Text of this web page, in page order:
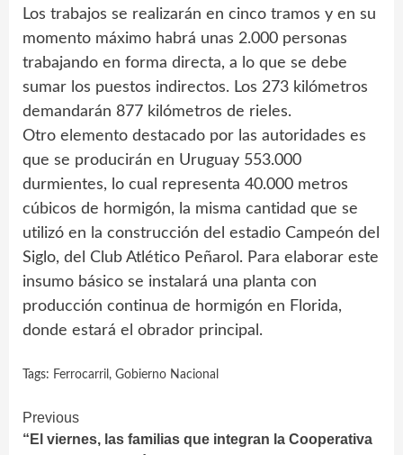
Los trabajos se realizarán en cinco tramos y en su
momento máximo habrá unas 2.000 personas
trabajando en forma directa, a lo que se debe
sumar los puestos indirectos. Los 273 kilómetros
demandarán 877 kilómetros de rieles.
Otro elemento destacado por las autoridades es
que se producirán en Uruguay 553.000
durmientes, lo cual representa 40.000 metros
cúbicos de hormigón, la misma cantidad que se
utilizó en la construcción del estadio Campeón del
Siglo, del Club Atlético Peñarol. Para elaborar este
insumo básico se instalará una planta con
producción continua de hormigón en Florida,
donde estará el obrador principal.
Tags: Ferrocarril , Gobierno Nacional
Continue
Previous
“El viernes, las familias que integran la Cooperativa